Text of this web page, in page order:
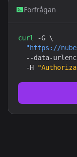
Förfrågan
curl
-G \
"https://
--data-
  -H